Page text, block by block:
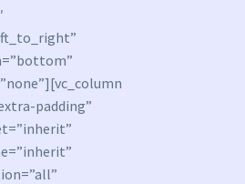
padding”